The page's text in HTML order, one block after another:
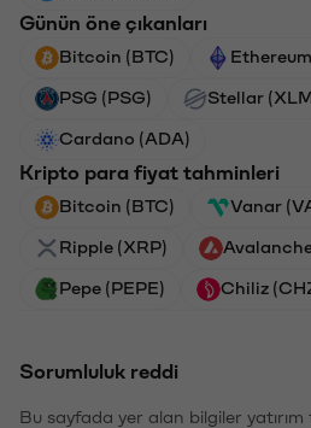
Günün öne çıkanları
Bitcoin (BTC)
PSG (PSG) Stellar
Cardano (ADA)
Kripto para fiyat tahminleri
Bitcoin (BTC) Vanar
Ripple (XRP)
Pepe (PEPE) Chiliz
Sorumluluk reddi
Bu sayfada yer alan bilgiler